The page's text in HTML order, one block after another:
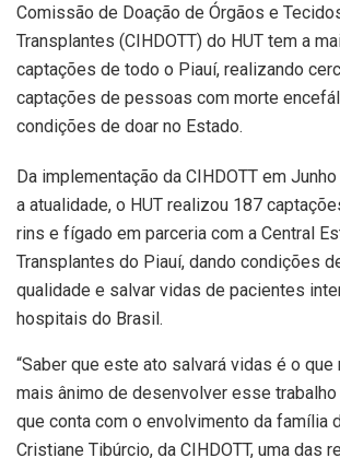
Comissão de Doação de Órgãos e
Transplantes (CIHDOTT) do HUT tem a
captações de todo o Piauí, realizando
captações de pessoas com morte
condições de doar no Estado.
Da implementação da CIHDOTT em
a atualidade, o HUT realizou 187
rins e fígado em parceria com a Central
Transplantes do Piauí, dando condições
qualidade e salvar vidas de pacientes
hospitais do Brasil.
“Saber que este ato salvará vidas é o que
mais ânimo de desenvolver esse
que conta com o envolvimento da família
Cristiane Tibúrcio, da CIHDOTT, uma das